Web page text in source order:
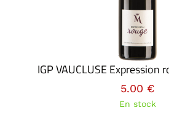
IGP VAUCLUSE Expression
5.00 €
En stock